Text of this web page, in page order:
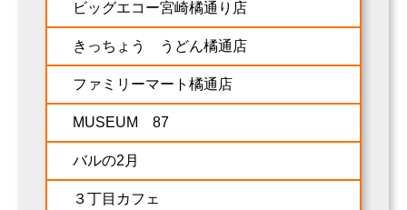
ビッグエコー宮崎橘通り店
きっちょう うどん橘通店
ファミリーマート橘通店
MUSEUM 87
バルの2月
３丁目カフェ